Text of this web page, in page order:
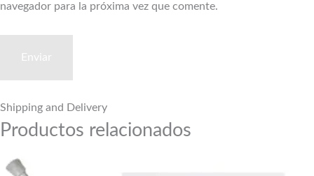
navegador para la próxima vez que comente.
Shipping and Delivery
Productos relacionados